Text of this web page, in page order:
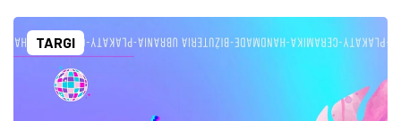
ROZRYWKA
W KINACH
TARGI